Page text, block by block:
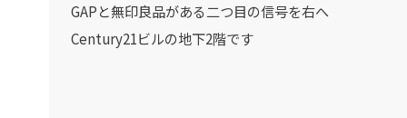
GAPと無印良品がある二つ目の信号を右へ
Century21ビルの地下2階です